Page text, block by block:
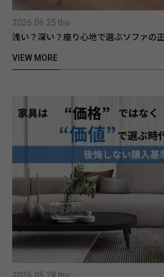
2026.06.25 thu
浅い？深い？座り心地で選ぶソファの
VIEW MORE
2026.05.28 thu